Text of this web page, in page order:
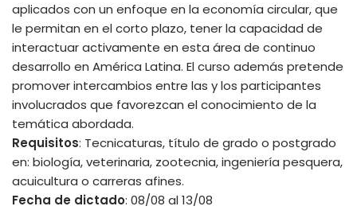
aplicados con un enfoque en la economía circular, que
le permitan en el corto plazo, tener la capacidad de
interactuar activamente en esta área de continuo
desarrollo en América Latina. El curso además pretende
promover intercambios entre las y los participantes
involucrados que favorezcan el conocimiento de la
temática abordada.
Requisitos: Tecnicaturas, título de grado o postgrado
en: biología, veterinaria, zootecnia, ingeniería pesquera,
acuicultura o carreras afines.
Fecha de dictado: 08/08 al 13/08